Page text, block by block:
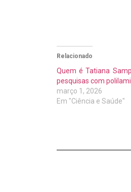
Relacionado
Quem é Tatiana
pesquisas com
março 1, 2026
Em "Ciência e Saúde"